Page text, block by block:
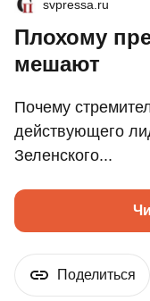
svpressa.ru
Плохому
мешают
Почему
действующего
Зеленского...
Поделиться